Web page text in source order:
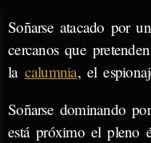
Soñarse atacado por
cercanos que
la calumnia, el
Soñarse dominando
está próximo el pleno